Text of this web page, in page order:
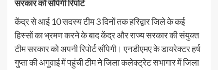
सरकार को सौंपेगी रिपोर्ट
केंद्र से आई 10 सदस्य टीम 3 दिनों तक हरिद्वार जिले के कई
हिस्सों का भ्रमण करने के बाद केंद्र और राज्य सरकार की संयुक्त
टीम सरकार को अपनी रिपोर्ट सौंपेगी। एनडीएमए के डायरेक्टर हर्ष
गुप्ता की अगुवाई में पहुंची टीम ने जिला कलेक्ट्रेट सभागार में जिला